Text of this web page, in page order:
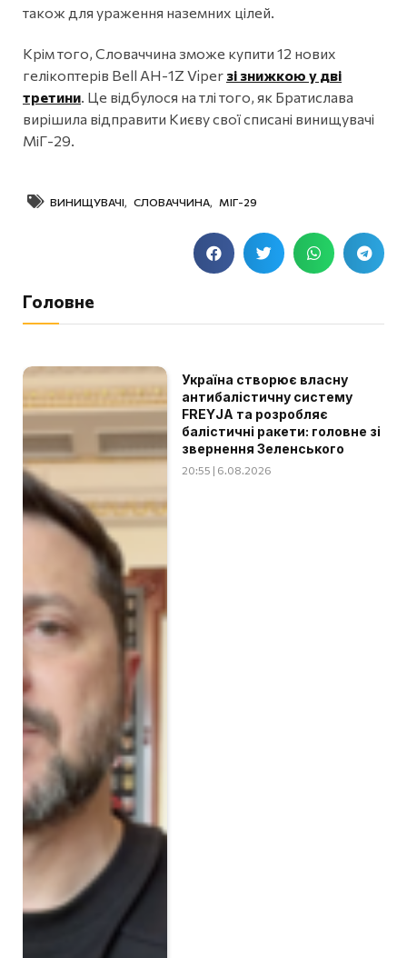
також для ураження наземних цілей.
Крім того, Словаччина зможе купити 12 нових
гелікоптерів Bell AH-1Z Viper зі знижкою у дві
третини . Це відбулося на тлі того, як Братислава
вирішила відправити Києву свої списані винищувачі
МіГ-29.
ВИНИЩУВАЧІ СЛОВАЧЧИНА МІГ-29
Головне
Україна створює власну
антибалістичну систему
FREYJA та розробляє
балістичні ракети: головне зі
звернення Зеленського
20:55 | 6.08.2026